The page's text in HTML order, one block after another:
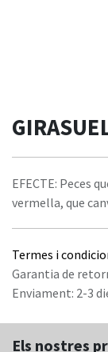
EFECTE: Peces
vermella, que
Termes i
Garantia de
Enviament: 2-3
Els nostres